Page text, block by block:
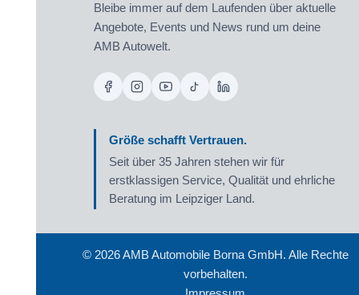
Bleibe immer auf dem Laufenden über aktuelle
Angebote, Events und News rund um deine
AMB Autowelt.
Größe schafft Vertrauen.
Seit über 35 Jahren stehen wir für
erstklassigen Service, Qualität und ehrliche
Beratung im Leipziger Land.
© 2026AMB Automobile Borna GmbH. Alle Rechte
vorbehalten.